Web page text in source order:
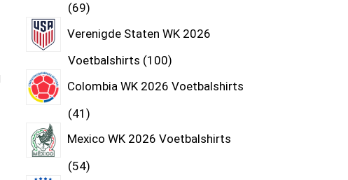
69
Verenigde Staten WK 2026
Voetbalshirts 100
Colombia WK 2026 Voetbalshirts
41
Mexico WK 2026 Voetbalshirts
54